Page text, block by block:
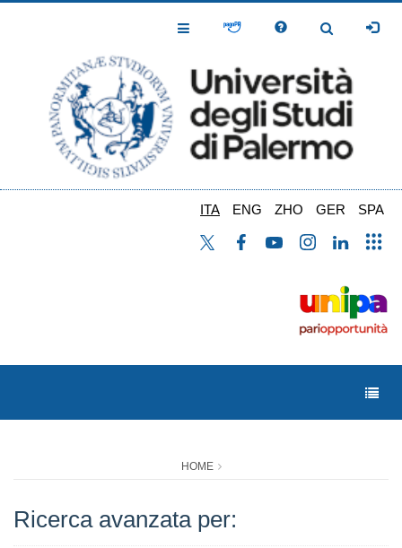
Toggle
Toggle
ITA ENG ZHO GER SPA
HOME
Ricerca avanzata per: